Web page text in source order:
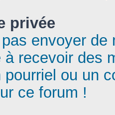
privée
envoyer de
à recevoir des
pourriel ou un
ce forum !